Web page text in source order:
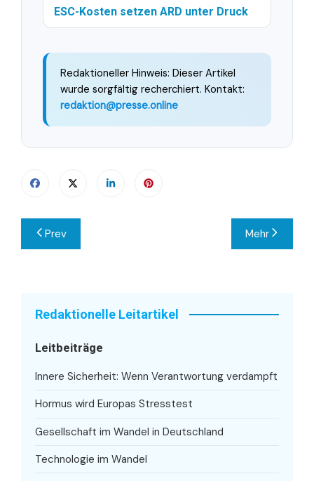
ESC-Kosten setzen ARD unter Druck
Redaktioneller Hinweis: Dieser Artikel
wurde sorgfältig recherchiert. Kontakt:
redaktion@presse.online
Beitragsnavigation
Prev Mehr
Redaktionelle Leitartikel
Leitbeiträge
Innere Sicherheit: Wenn Verantwortung verdampft
Hormus wird Europas Stresstest
Gesellschaft im Wandel in Deutschland
Technologie im Wandel